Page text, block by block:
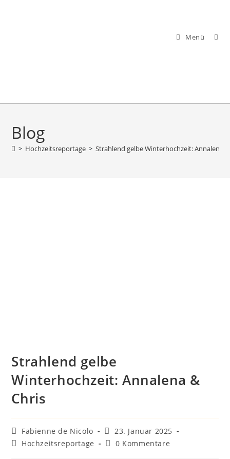
Menü
Blog
> Hochzeitsreportage > Strahlend gelbe Winterhochzeit: Annalena
Strahlend gelbe
Winterhochzeit: Annalena &
Chris
Fabienne de Nicolo
23. Januar 2025
Hochzeitsreportage
0 Kommentare